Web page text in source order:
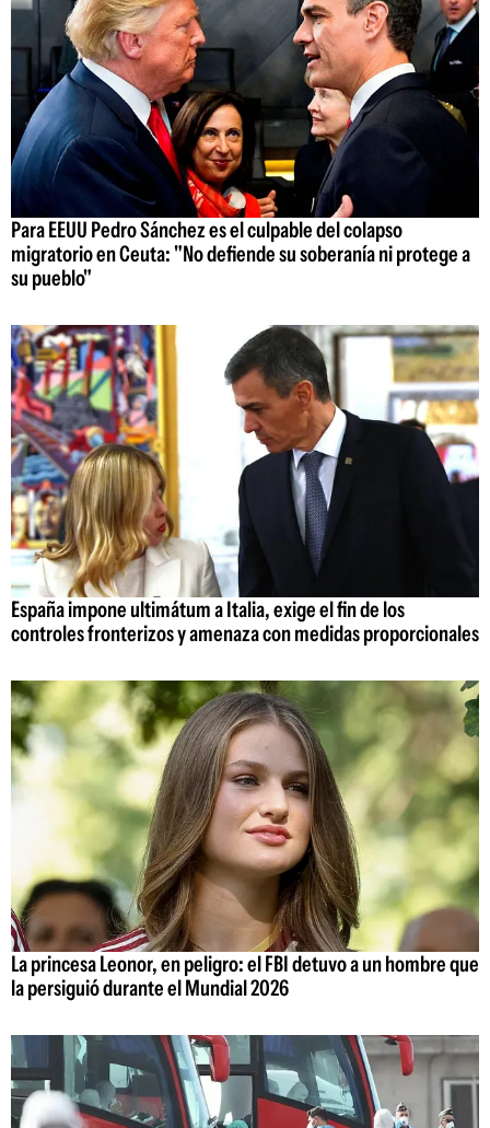
Para EEUU Pedro Sánchez es el culpable del colapso
migratorio en Ceuta: "No defiende su soberanía ni protege a
su pueblo"
España impone ultimátum a Italia, exige el fin de los
controles fronterizos y amenaza con medidas proporcionales
La princesa Leonor, en peligro: el FBI detuvo a un hombre que
la persiguió durante el Mundial 2026